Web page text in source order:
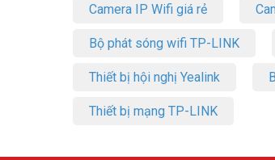
Camera IP Wifi giá rẻ
Bộ phát sóng wifi TP-LINK
Thiết bị hội nghị Yealink
Thiết bị mạng TP-LINK